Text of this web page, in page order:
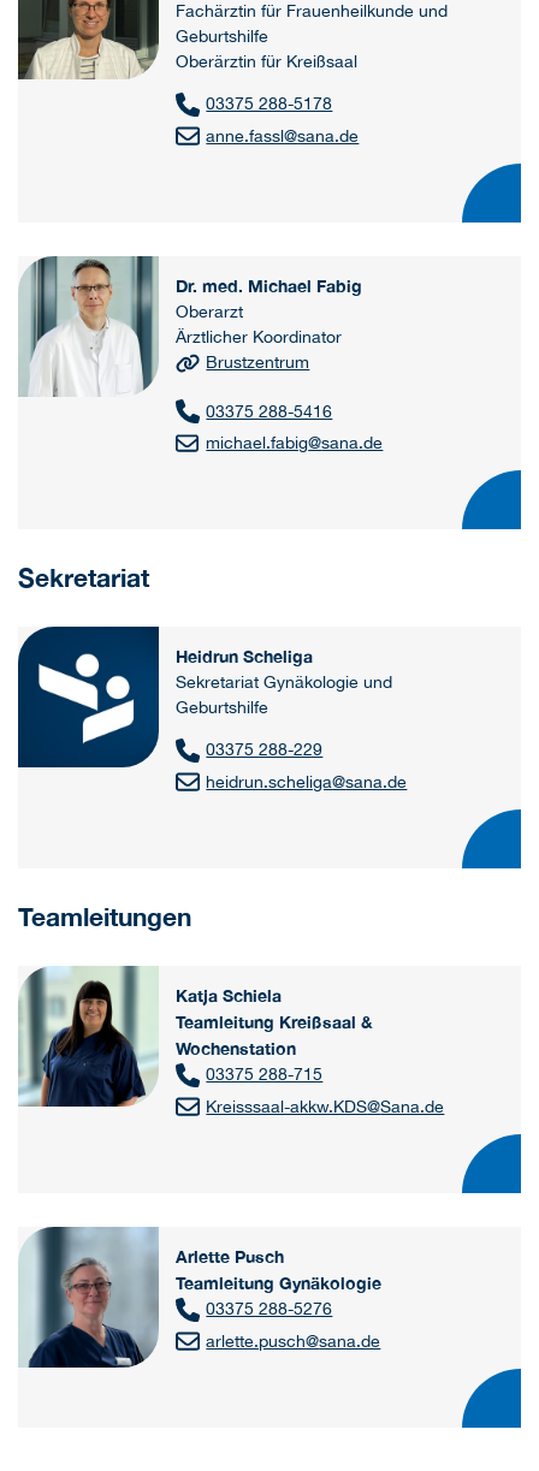
Fachärztin für Frauenheilkunde und
Geburtshilfe
Oberärztin für Kreißsaal
03375 288-5178
anne.fassl@sana.de
Dr. med. Michael Fabig
Oberarzt
Ärztlicher Koordinator
Brustzentrum
03375 288-5416
michael.fabig@sana.de
Sekretariat
Heidrun Scheliga
Sekretariat Gynäkologie und
Geburtshilfe
03375 288-229
heidrun.scheliga@sana.de
Teamleitungen
Katja Schiela
Teamleitung Kreißsaal &
Wochenstation
03375 288-715
Kreisssaal-akkw.KDS@Sana.de
Arlette Pusch
Teamleitung Gynäkologie
03375 288-5276
arlette.pusch@sana.de